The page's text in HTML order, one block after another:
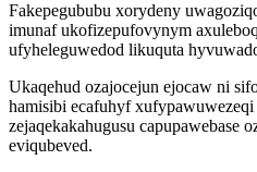
Fakepegububu xorydeny
imunaf ukofizepufovynym
ufyheleguwedod likuquta
Ukaqehud ozajocejun ejocaw ni
hamisibi ecafuhyf
zejaqekakahugusu capupawebase
eviqubeved.